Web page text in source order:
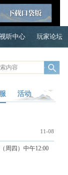
视听中心 玩家论坛
活动
11-08
周四）中午12:00